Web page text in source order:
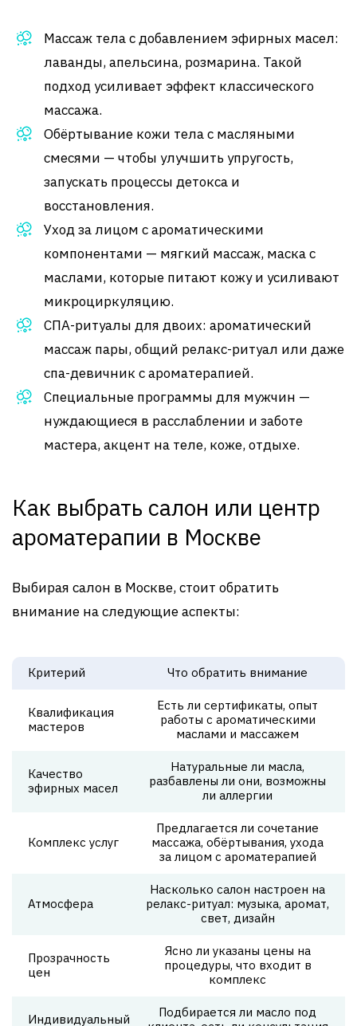
Массаж тела с добавлением эфирных масел:
лаванды, апельсина, розмарина. Такой
подход усиливает эффект классического
массажа.
Обёртывание кожи тела с масляными
смесями — чтобы улучшить упругость,
запускать процессы детокса и
восстановления.
Уход за лицом с ароматическими
компонентами — мягкий массаж, маска с
маслами, которые питают кожу и усиливают
микроциркуляцию.
СПА-ритуалы для двоих: ароматический
массаж пары, общий релакс-ритуал или даже
спа-девичник с ароматерапией.
Специальные программы для мужчин —
нуждающиеся в расслаблении и заботе
мастера, акцент на теле, коже, отдыхе.
Как выбрать салон или центр
ароматерапии в Москве
Выбирая салон в Москве, стоит обратить
внимание на следующие аспекты:
Критерий Что обратить внимание
Квалификация
мастеров
Есть ли сертификаты, опыт
работы с ароматическими
маслами и массажем
Качество
эфирных масел
Натуральные ли масла,
разбавлены ли они, возможны
ли аллергии
Комплекс услуг
Предлагается ли сочетание
массажа, обёртывания, ухода
за лицом с ароматерапией
Атмосфера
Насколько салон настроен на
релакс-ритуал: музыка, аромат,
свет, дизайн
Прозрачность
цен
Ясно ли указаны цены на
процедуры, что входит в
комплекс
Индивидуальный
Подбирается ли масло под